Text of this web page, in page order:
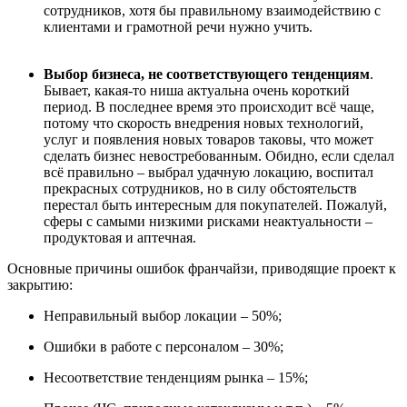
сотрудников, хотя бы правильному взаимодействию с
клиентами и грамотной речи нужно учить.
Выбор бизнеса, не соответствующего тенденциям.
Бывает, какая-то ниша актуальна очень короткий
период. В последнее время это происходит всё чаще,
потому что скорость внедрения новых технологий,
услуг и появления новых товаров таковы, что может
сделать бизнес невостребованным. Обидно, если сделал
всё правильно – выбрал удачную локацию, воспитал
прекрасных сотрудников, но в силу обстоятельств
перестал быть интересным для покупателей. Пожалуй,
сферы с самыми низкими рисками неактуальности –
продуктовая и аптечная.
Основные причины ошибок франчайзи, приводящие проект к
закрытию:
Неправильный выбор локации – 50%;
Ошибки в работе с персоналом – 30%;
Несоответствие тенденциям рынка – 15%;